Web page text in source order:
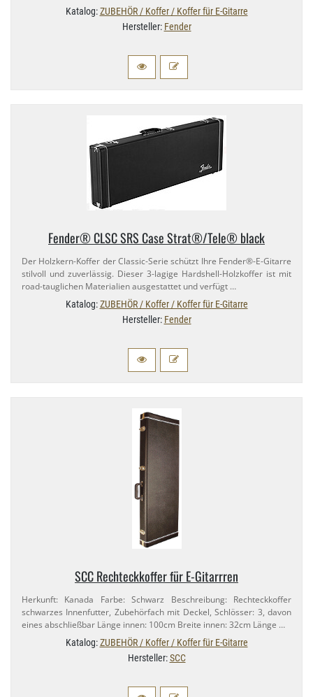
Katalog:ZUBEHÖR / Koffer / Koffer für E-Gitarre
Hersteller: Fender
Fender® CLSC SRS Case Strat®/​Tele® black
Der Holzkern-​Koffer der Classic-​Serie schützt Ihre Fender®-​E-Gitarre
stilvoll und zuverlässig. Dieser 3-​lagige Hardshell-​Holzkoffer ist mit
road-​tauglichen Materialien ausgestattet und verfügt …
Katalog:ZUBEHÖR / Koffer / Koffer für E-Gitarre
Hersteller: Fender
SCC Rechteckkoffer für E-​Gitarrren
Herkunft: Kanada Farbe: Schwarz Beschreibung: Rechteckkoffer
schwarzes Innenfutter, Zubehörfach mit Deckel, Schlösser: 3, davon
eines abschließbar Länge innen: 100cm Breite innen: 32cm Länge …
Katalog:ZUBEHÖR / Koffer / Koffer für E-Gitarre
Hersteller:SCC